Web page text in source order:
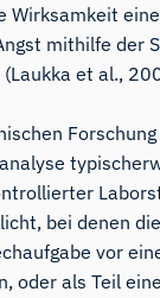
Wirksamkeit
mithilfe der
(Laukka et al.,
bei denen
vor
oder als Teil